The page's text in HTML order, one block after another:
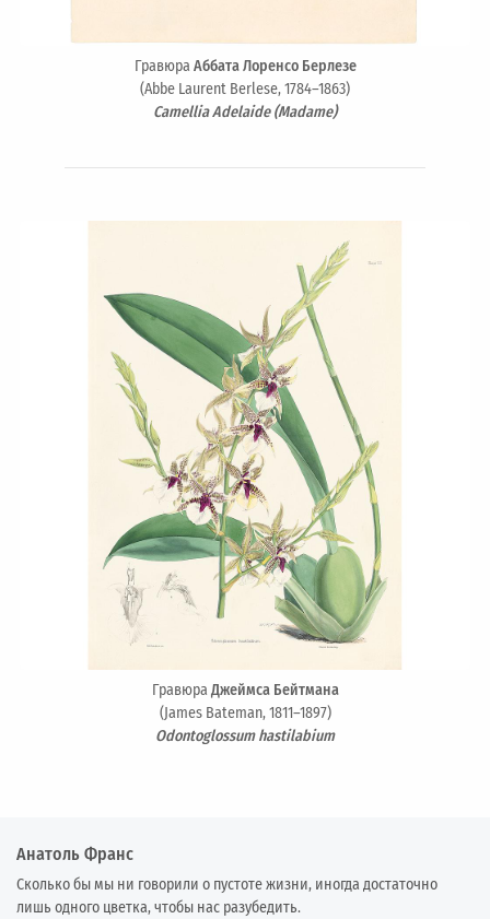
ГравюраАббата Лоренсо Берлезе
(Abbe Laurent Berlese, 1784–1863)
Camellia Adelaide (Madame)
ГравюраДжеймса Бейтмана
(James Bateman, 1811–1897)
Odontoglossum hastilabium
Анатоль Франс
Сколько бы мы ни говорили о пустоте жизни, иногда достаточно
лишь одного цветка, чтобы нас разубедить.